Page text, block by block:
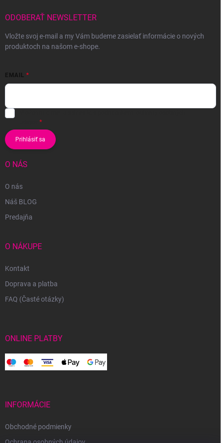
ODOBERAŤ NEWSLETTER
Vložte svoj e-mail a my Vám budeme zasielať informácie o nových
produktoch na našom e-shope.
EMAIL
Prihlásiť sa
O NÁS
O nás
Náš BLOG
Predajňa
O NÁKUPE
Kontakt
Doprava a platba
FAQ (Časté otázky)
ONLINE PLATBY
INFORMÁCIE
Obchodné podmienky